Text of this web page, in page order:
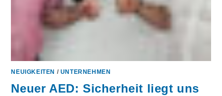
NEUIGKEITEN / UNTERNEHMEN
Neuer AED: Sicherheit liegt uns